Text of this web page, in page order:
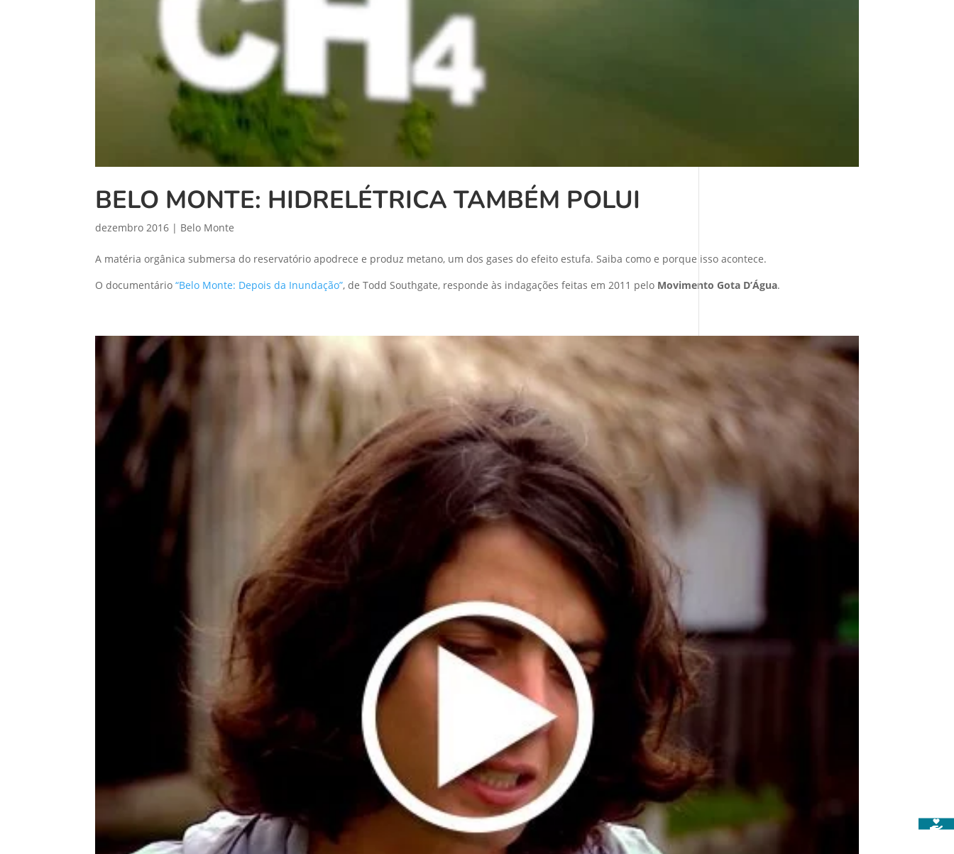
BELO MONTE: HIDRELÉTRICA TAMBÉM POLUI
dezembro 2016 | Belo Monte
A matéria orgânica submersa do reservatório apodrece e produz metano, um dos gases do efeito estufa. Saiba como e porque isso acontece.
O documentário“Belo Monte: Depois da Inundação”, de Todd Southgate, responde às indagações feitas em 2011 pelo Movimento Gota D’Água.